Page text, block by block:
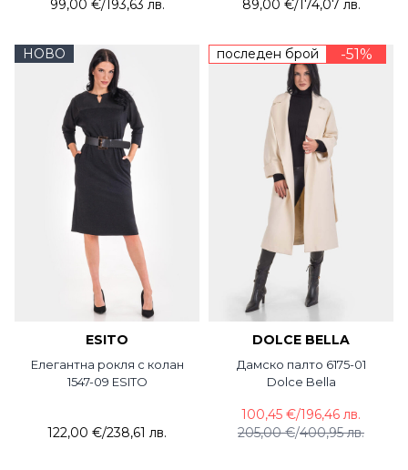
99,00 €/193,63 лв. 89,00 €/174,07 лв.
НОВО
ESITO
Елегантна рокля с колан
1547-09 ESITO
122,00 €/238,61 лв.
последен брой -51%
DOLCE BELLA
Дамско палто 6175-01
Dolce Bella
205,00 €/400,95 лв.
100,45 €/196,46 лв.